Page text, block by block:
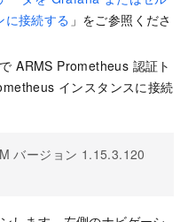
に接続する 」をご参照くださ
ARMS Prometheus 認証ト
インスタンスに接続
バージョン 1.15.3.120